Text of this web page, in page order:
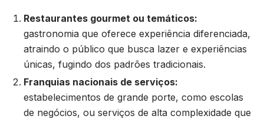
Restaurantes gourmet ou temáticos:
gastronomia que oferece experiência diferenciada,
atraindo o público que busca lazer e experiências
únicas, fugindo dos padrões tradicionais.
Franquias nacionais de serviços:
estabelecimentos de grande porte, como escolas
de negócios, ou serviços de alta complexidade que